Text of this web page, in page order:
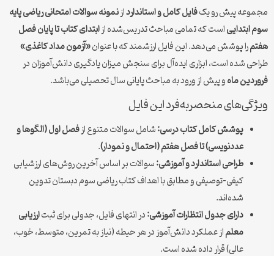
مجموعه پیش رو یکفایل کامل و استانداردازنمونه سوالات امتحانی ریاضی پایه
سوم ابتداییاست که تمامی مباحث تدریس‌شده ازابتدای کتاب تا پایان فصل
هفتمرا پوشش می‌دهد. این فایل ارزشمند که با عنوان«آزمون مداد کاغذی»
طراحی شده است، ابزاری ایده‌آل برای سنجش میزان یادگیری دانش‌آموزان در
فروردین ماهو پیش از ورود به مباحث پایانی سال تحصیلی می‌باشد.
ویژگی‌های منحصربه‌فرد این فایل
پوشش کامل کتاب درسی:شامل سوالات متنوع ازفصل اول (الگوها و
عددنویسی) تا فصل هفتم (احتمال و نمودار).
طراحی استاندارد و آموزشی:سوالات بر اساس آخرین روش‌های ارزشیابی
کیفی-توصیفی و مطابق با اهداف کتاب ریاضی سوم دبستان تدوین
شده‌اند.
دارای جدول انتظارات آموزشی:در انتهای فایل، جدولی برای ثبتارزیابی
معلماز عملکرد دانش‌آموز در هر حیطه (نیاز به تمرین، متوسط، خوب،
عالی) قرار داده شده است.